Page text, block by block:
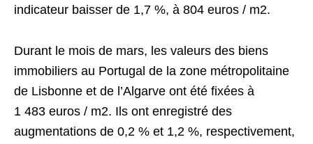
indicateur baisser de 1,7 %, à 804 euros / m2.
Durant le mois de mars, les valeurs des biens
immobiliers au Portugal de la zone métropolitaine
de Lisbonne et de l’Algarve ont été fixées à
1 483 euros / m2. Ils ont enregistré des
augmentations de 0,2 % et 1,2 %, respectivement,